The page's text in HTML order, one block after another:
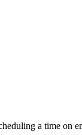
a time on